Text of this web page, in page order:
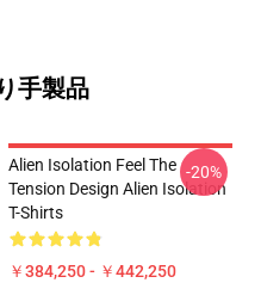
手製品
Alien Isolation Feel The
Tension Design Alien Isolation
T-Shirts
￥384,250 - ￥442,250
-20%